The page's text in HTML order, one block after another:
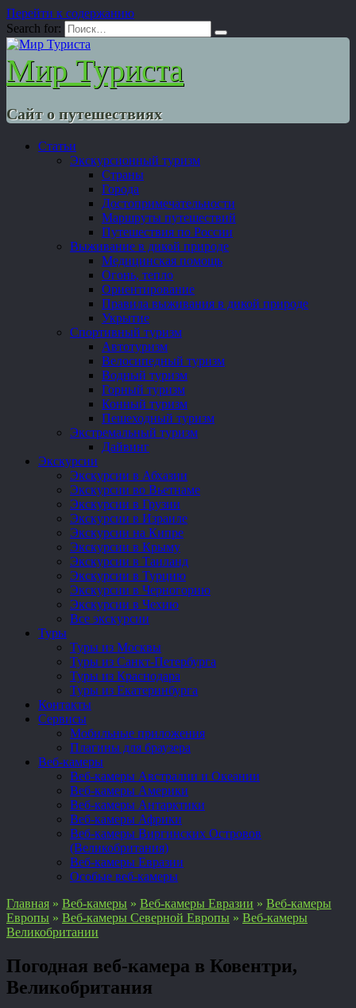
Перейти к содержанию
Search for:
Мир Туриста
Сайт о путешествиях
Статьи
Экскурсионный туризм
Страны
Города
Достопримечательности
Маршруты путешествий
Путешествия по России
Выживание в дикой природе
Медицинская помощь
Огонь, тепло
Ориентирование
Правила выживания в дикой природе
Укрытие
Спортивный туризм
Автотуризм
Велосипедный туризм
Водный туризм
Горный туризм
Конный туризм
Пешеходный туризм
Экстремальный туризм
Дайвинг
Экскурсии
Экскурсии в Абхазии
Экскурсии во Вьетнаме
Экскурсии в Грузии
Экскурсии в Израиле
Экскурсии на Кипре
Экскурсии в Крыму
Экскурсии в Таиланд
Экскурсии в Турцию
Экскурсии в Черногорию
Экскурсии в Чехию
Все экскурсии
Туры
Туры из Москвы
Туры из Санкт-Петербурга
Туры из Краснодара
Туры из Екатеринбурга
Контакты
Сервисы
Мобильные приложения
Плагины для браузера
Веб-камеры
Веб-камеры Австралии и Океании
Веб-камеры Америки
Веб-камеры Антарктики
Веб-камеры Африки
Веб-камеры Виргинских Островов
(Великобритания)
Веб-камеры Евразии
Особые веб-камеры
Главная » Веб-камеры » Веб-камеры Евразии » Веб-камеры
Европы » Веб-камеры Северной Европы » Веб-камеры
Великобритании
Погодная веб-камера в Ковентри,
Великобритания